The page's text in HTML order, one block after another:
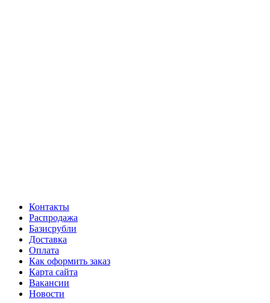
Контакты
Распродажа
Базисрубли
Доставка
Оплата
Как оформить заказ
Карта сайта
Вакансии
Новости